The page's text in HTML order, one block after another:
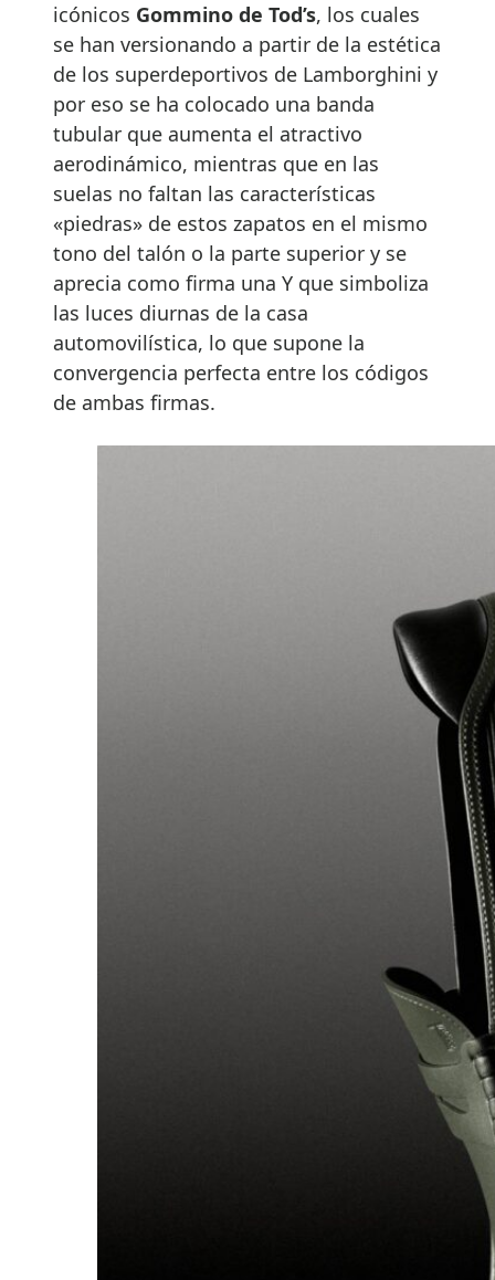
icónicos Gommino de Tod’s, los cuales
se han versionando a partir de la estética
de los superdeportivos de Lamborghini y
por eso se ha colocado una banda
tubular que aumenta el atractivo
aerodinámico, mientras que en las
suelas no faltan las características
«piedras» de estos zapatos en el mismo
tono del talón o la parte superior y se
aprecia como firma una Y que simboliza
las luces diurnas de la casa
automovilística, lo que supone la
convergencia perfecta entre los códigos
de ambas firmas.